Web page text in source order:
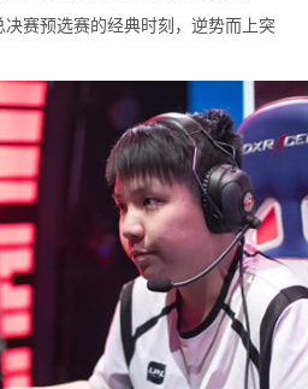
决赛预选赛的经典时刻，逆势而上突